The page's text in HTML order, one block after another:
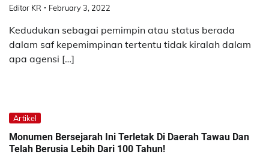
Editor KR February 3, 2022
Kedudukan sebagai pemimpin atau status berada
dalam saf kepemimpinan tertentu tidak kiralah dalam
apa agensi […]
Artikel
Monumen Bersejarah Ini Terletak Di Daerah Tawau Dan
Telah Berusia Lebih Dari 100 Tahun!